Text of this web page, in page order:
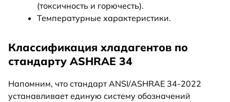
(токсичность и горючесть).
Температурные характеристики.
Классификация хладагентов по
стандарту ASHRAE 34
Напомним, что стандарт ANSI/ASHRAE 34-2022
устанавливает единую систему обозначений